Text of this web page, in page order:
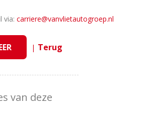
via: carriere@vanvlietautogroep.nl
|
van deze